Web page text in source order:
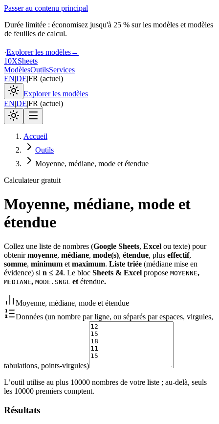
Passer au contenu principal
Durée limitée : économisez jusqu'à 25 % sur les modèles et modèles
de feuilles de calcul.
·Explorer les modèles→
10XSheets
ModèlesOutilsServices
EN|DE|FR (actuel)
Explorer les modèles
EN|DE|FR (actuel)
Accueil
Outils
Moyenne, médiane, mode et étendue
Calculateur gratuit
Moyenne, médiane, mode et
étendue
Collez une liste de nombres (Google Sheets, Excel ou texte) pour
obtenirmoyenne, médiane, mode(s), étendue, plus effectif,
somme, minimum et maximum. Liste triée (médiane mise en
évidence) si n ≤ 24. Le bloc Sheets & Excel propose MOYENNE,
MEDIANE, MODE.SNGL et étendue.
Moyenne, médiane, mode et étendue
Données (un nombre par ligne, ou séparés par espaces, virgules,
tabulations, points-virgules)
L’outil utilise au plus 10000 nombres de votre liste ; au‑delà, seuls
les 10000 premiers comptent.
Résultats